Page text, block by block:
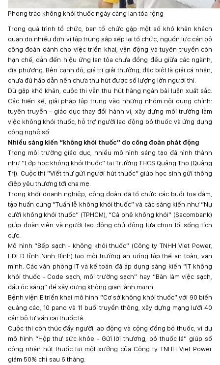
Phong trào không khói thuốc ngày càng lan tỏa rộng
Trong quá trình tổ chức, ban tổ chức gặp một số khó khăn khách
quan do nhiều đơn vị tập trung sắp xếp lại tổ chức, nguồn lực cán bộ
công đoàn dành cho việc triển khai, vận động và tuyên truyền còn
hạn chế, dẫn đến hiệu ứng lan tỏa chưa đồng đều giữa các ngành,
địa phương. Bên cạnh đó, giá trị giải thưởng, đặc biệt là giải cá nhân,
chưa đủ hấp dẫn nên chưa thu hút được số lượng lớn người thi.
Dù gặp khó khăn, cuộc thi vẫn thu hút hàng ngàn bài luận xuất sắc.
Các hiến kế, giải pháp tập trung vào những nhóm nội dung chính:
tuyên truyền - giáo dục thay đổi hành vi, xây dựng môi trường làm
việc không khói thuốc, hỗ trợ người lao động bỏ thuốc và ứng dụng
công nghệ số.
Nhiều sáng kiến “không khói thuốc” do công đoàn phát động
Trong môi trường giáo dục, nhiều mô hình sáng tạo đã hình thành
như “Lớp học không khói thuốc” tại Trường THCS Quảng Thọ (Quảng
Trị). Cuộc thi “Viết thư gửi người hút thuốc” giúp học sinh gửi thông
điệp yêu thương tới cha mẹ.
Trong khối doanh nghiệp, công đoàn đã tổ chức các buổi tọa đàm,
tập huấn cùng “Tuần lễ không khói thuốc” và các sáng kiến như “Nụ
cười không khói thuốc” (TPHCM), “Cà phê không khói” (Sacombank)
giúp đoàn viên và người lao động chủ động lựa chọn lối sống tích
cực.
Mô hình “Bếp sạch - không khói thuốc” (Công ty TNHH Viet Power,
LĐLĐ tỉnh Ninh Bình) tạo môi trường ăn uống tập thể an toàn, văn
minh. Các văn phòng IT và kế toán đã áp dụng sáng kiến “IT không
khói thuốc - Code sạch, môi trường sạch” hay “Bàn làm việc sạch,
đầu óc sáng” để xây dựng không gian lành mạnh.
Bệnh viện E triển khai mô hình “Cơ sở không khói thuốc” với 90 biển
quảng cáo, 10 pano và 11 buổi truyền thông, xây dựng mạng lưới 40
cán bộ tư vấn cai thuốc lá.
Cuộc thi còn thúc đẩy người lao động và cộng đồng bỏ thuốc, ví dụ
mô hình “Hộp thư sức khỏe - Gửi lời thương, bỏ thuốc lá” giúp số
công nhân hút thuốc tại một xưởng của Công ty TNHH Viet Power
giảm 50% chỉ sau 6 tháng.